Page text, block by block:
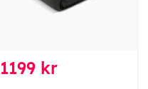
1199 kr